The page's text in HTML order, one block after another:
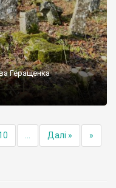
Геращенка
Далі » »